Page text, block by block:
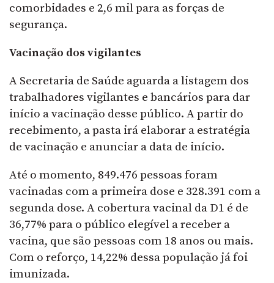
comorbidades e 2,6 mil para as forças de
segurança.
Vacinação dos vigilantes
A Secretaria de Saúde aguarda a listagem dos
trabalhadores vigilantes e bancários para dar
início a vacinação desse público. A partir do
recebimento, a pasta irá elaborar a estratégia
de vacinação e anunciar a data de início.
Até o momento, 849.476 pessoas foram
vacinadas com a primeira dose e 328.391 com a
segunda dose. A cobertura vacinal da D1 é de
36,77% para o público elegível a receber a
vacina, que são pessoas com 18 anos ou mais.
Com o reforço, 14,22% dessa população já foi
imunizada.